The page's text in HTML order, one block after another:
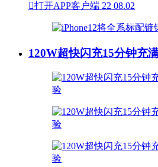
打开APP客户端 22 08.02
120W超快闪充15分钟充